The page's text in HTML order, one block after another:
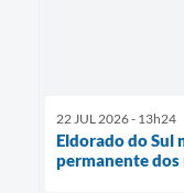
22 JUL 2026 - 13h24
Eldorado do
permanente dos